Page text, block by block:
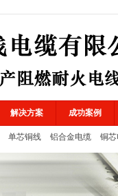
解决方案 成功案例
单芯铜线 铝合金电缆 铜